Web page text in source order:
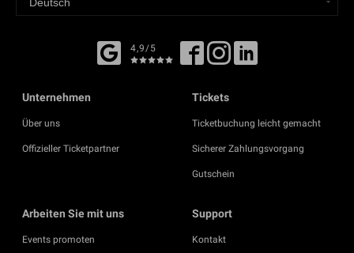
4,9/5
Unternehmen
Über uns
Offizieller Ticketpartner
Tickets
Ticketbuchung leicht gemacht
Sicherer Zahlungsvorgang
Gutschein
Arbeiten Sie mit uns
Events promoten
Support
Kontakt